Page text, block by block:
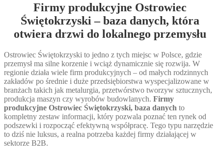
Firmy produkcyjne Ostrowiec
Świętokrzyski – baza danych, która
otwiera drzwi do lokalnego przemysłu
Ostrowiec Świętokrzyski to jedno z tych miejsc w Polsce, gdzie
przemysł ma silne korzenie i wciąż dynamicznie się rozwija. W
regionie działa wiele firm produkcyjnych – od małych rodzinnych
zakładów po średnie i duże przedsiębiorstwa wyspecjalizowane w
branżach takich jak metalurgia, przetwórstwo tworzyw sztucznych,
produkcja maszyn czy wyrobów budowlanych. Firmy
produkcyjne Ostrowiec Świętokrzyski, baza danych to
kompletny zestaw informacji, który pozwala poznać ten rynek od
podszewki i rozpocząć efektywną współpracę. Tego typu narzędzie
to dziś nie luksus, a realna potrzeba każdej firmy działającej w
sektorze B2B.